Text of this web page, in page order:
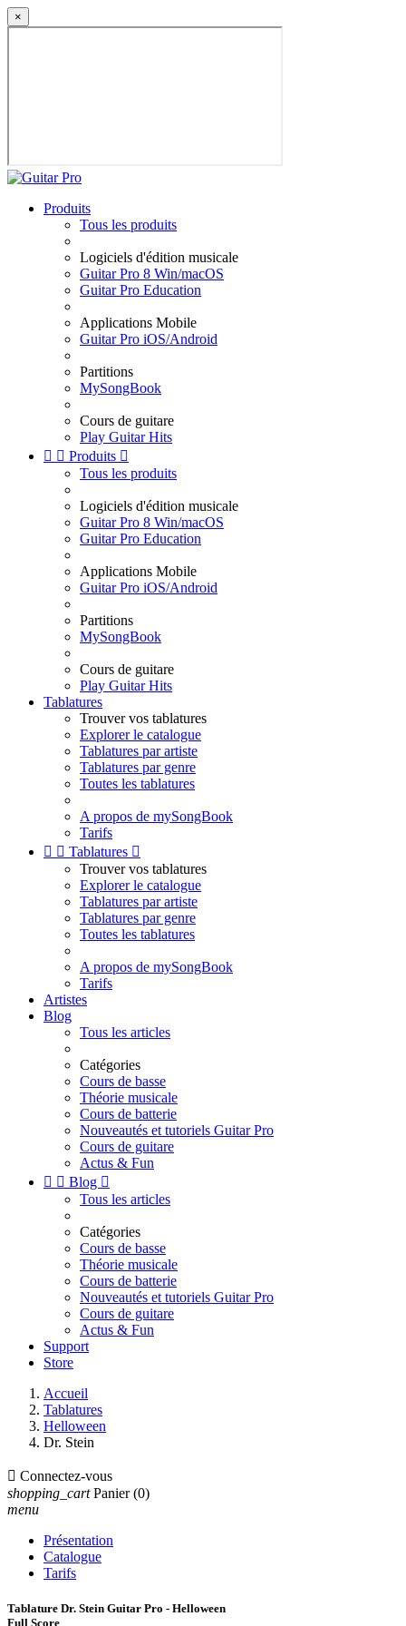
×
Produits
Tous les produits
Logiciels d'édition musicale
Guitar Pro 8 Win/macOS
Guitar Pro Education
Applications Mobile
Guitar Pro iOS/Android
Partitions
MySongBook
Cours de guitare
Play Guitar Hits
  Produits 
Tous les produits
Logiciels d'édition musicale
Guitar Pro 8 Win/macOS
Guitar Pro Education
Applications Mobile
Guitar Pro iOS/Android
Partitions
MySongBook
Cours de guitare
Play Guitar Hits
Tablatures
Trouver vos tablatures
Explorer le catalogue
Tablatures par artiste
Tablatures par genre
Toutes les tablatures
A propos de mySongBook
Tarifs
  Tablatures 
Trouver vos tablatures
Explorer le catalogue
Tablatures par artiste
Tablatures par genre
Toutes les tablatures
A propos de mySongBook
Tarifs
Artistes
Blog
Tous les articles
Catégories
Cours de basse
Théorie musicale
Cours de batterie
Nouveautés et tutoriels Guitar Pro
Cours de guitare
Actus & Fun
  Blog 
Tous les articles
Catégories
Cours de basse
Théorie musicale
Cours de batterie
Nouveautés et tutoriels Guitar Pro
Cours de guitare
Actus & Fun
Support
Store
Accueil
Tablatures
Helloween
Dr. Stein
 Connectez-vous
shopping_cart Panier (0)
menu
Présentation
Catalogue
Tarifs
Tablature Dr. Stein Guitar Pro - Helloween
Full Score